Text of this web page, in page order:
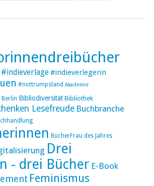
#indieverlage#indieverlegerin
#nottrumpsland Akademie
Berlin Bibliodiversität Bibliothek
Lesefreude Buchbranche
BücherFrau des Jahres
Drei
- drei Bücher E-Book
Feminismus